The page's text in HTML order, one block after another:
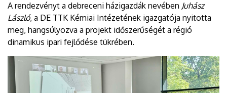
A rendezvényt a debreceni házigazdák nevében Juhász
László, a DE TTK Kémiai Intézetének igazgatója nyitotta
meg, hangsúlyozva a projekt időszerűségét a régió
dinamikus ipari fejlődése tükrében.